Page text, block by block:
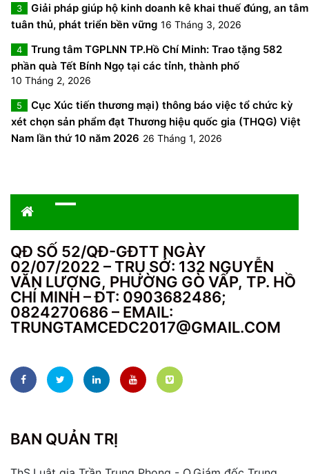
3
Giải pháp giúp hộ kinh doanh kê khai thuế đúng, an tâm
tuân thủ, phát triển bền vững 16 Tháng 3, 2026
4
Trung tâm TGPLNN TP.Hồ Chí Minh: Trao tặng 582
phần quà Tết Bính Ngọ tại các tỉnh, thành phố
10 Tháng 2, 2026
5
Cục Xúc tiến thương mại) thông báo việc tổ chức kỳ
xét chọn sản phẩm đạt Thương hiệu quốc gia (THQG) Việt
Nam lần thứ 10 năm 2026 26 Tháng 1, 2026
QĐ SỐ 52/QĐ-GĐTT NGÀY
02/07/2022 – TRỤ SỞ: 132 NGUYỄN
VĂN LƯỢNG, PHƯỜNG GÒ VẤP, TP. HỒ
CHÍ MINH – ĐT: 0903682486;
0824270686 – EMAIL:
TRUNGTAMCEDC2017@GMAIL.COM
BAN QUẢN TRỊ